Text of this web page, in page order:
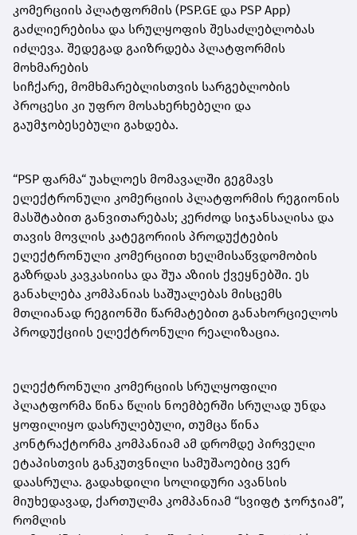
კომერციის პლატფორმის (PSP.GE და PSP App)
გაძლიერებისა და სრულყოფის შესაძლებლობას
იძლევა. შედეგად გაიზრდება პლატფორმის
მოხმარების
სიჩქარე, მომხმარებლისთვის სარგებლობის
პროცესი კი უფრო მოსახერხებელი და
გაუმჯობესებული გახდება.
“PSP ფარმა“ უახლოეს მომავალში გეგმავს
ელექტრონული კომერციის პლატფორმის რეგიონის
მასშტაბით განვითარებას; კერძოდ სიჯანსაღისა და
თავის მოვლის კატეგორიის პროდუქტების
ელექტრონული კომერციით ხელმისაწვდომობის
გაზრდას კავკასიისა და შუა აზიის ქვეყნებში. ეს
განახლება კომპანიას საშუალებას მისცემს
მთლიანად რეგიონში წარმატებით განახორციელოს
პროდუქციის ელექტრონული რეალიზაცია.
ელექტრონული კომერციის სრულყოფილი
პლატფორმა წინა წლის ნოემბერში სრულად უნდა
ყოფილიყო დასრულებული, თუმცა წინა
კონტრაქტორმა კომპანიამ ამ დრომდე პირველი
ეტაპისთვის განკუთვნილი სამუშაოებიც ვერ
დაასრულა. გადახდილი სოლიდური ავანსის
მიუხედავად, ქართულმა კომპანიამ “სვიფტ ჯორჯიამ”,
რომლის